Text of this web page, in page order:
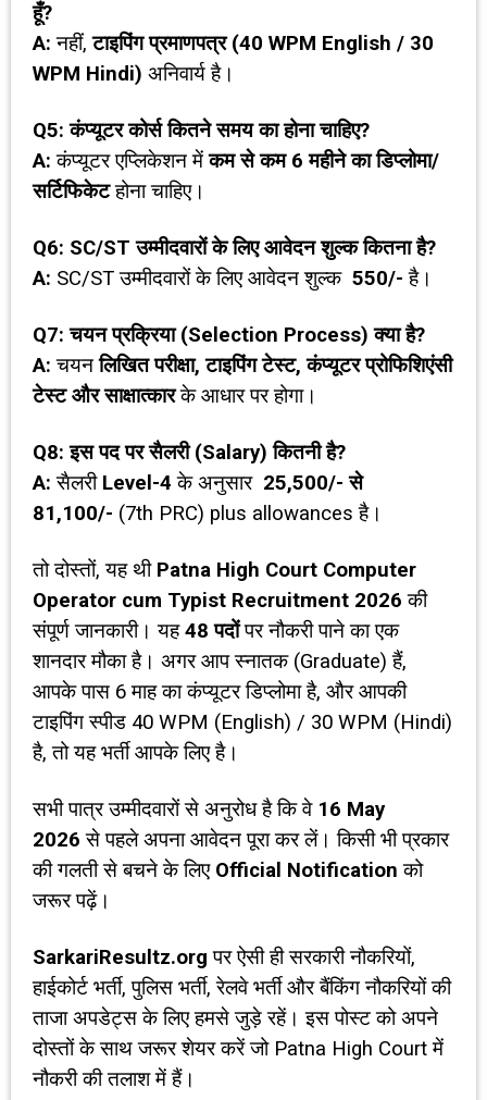
हूँ?
A: नहीं,टाइपिंग प्रमाणपत्र (40 WPM English / 30
WPM Hindi) अनिवार्य है।
Q5:कंप्यूटर कोर्स कितने समय का होना चाहिए?
A: कंप्यूटर एप्लिकेशन मेंकम से कम 6महीने का डिप्लोमा/
सर्टिफिकेटहोना चाहिए।
Q6: SC/STउम्मीदवारों के लिए आवेदन शुल्क कितना है?
A: SC/ST उम्मीदवारों के लिए आवेदन शुल्क ₹ 550/- है।
Q7:चयन प्रक्रिया (Selection Process)क्या है?
A: चयनलिखित परीक्षा,टाइपिंग टेस्ट,कंप्यूटर प्रोफिशिएंसी
टेस्ट और साक्षात्कारके आधार पर होगा।
Q8:इस पद पर सैलरी (Salary)कितनी है?
A: सैलरी Level-4 के अनुसार ₹ 25,500/-से
81,100/- (7th PRC) plus allowances है।
तो दोस्तों, यह थी Patna High Court Computer
Operator cum Typist Recruitment 2026 की
संपूर्ण जानकारी। यह48पदोंपर नौकरी पाने का एक
शानदार मौका है। अगर आप स्नातक (Graduate) हैं,
आपके पास 6 माह का कंप्यूटर डिप्लोमा है, और आपकी
टाइपिंग स्पीड 40 WPM (English) / 30 WPM (Hindi)
है, तो यह भर्ती आपके लिए है।
सभी पात्र उम्मीदवारों से अनुरोध है कि वे 16 May
2026 से पहले अपना आवेदन पूरा कर लें। किसी भी प्रकार
की गलती से बचने के लिए Official Notification को
जरूर पढ़ें।
SarkariResultz.org पर ऐसी ही सरकारी नौकरियों,
हाईकोर्ट भर्ती, पुलिस भर्ती, रेलवे भर्ती और बैंकिंग नौकरियों की
ताजा अपडेट्स के लिए हमसे जुड़े रहें। इस पोस्ट को अपने
दोस्तों के साथ जरूर शेयर करें जो Patna High Court में
नौकरी की तलाश में हैं।